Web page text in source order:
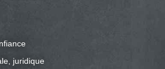
juridique